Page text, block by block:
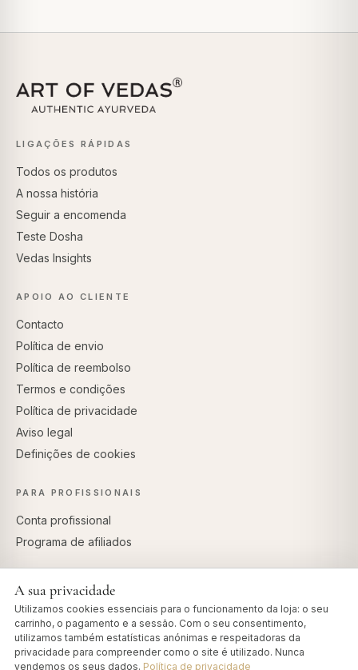
LIGAÇÕES RÁPIDAS
Todos os produtos
A nossa história
Seguir a encomenda
Teste Dosha
Vedas Insights
APOIO AO CLIENTE
Contacto
Política de envio
Política de reembolso
Termos e condições
Política de privacidade
Aviso legal
Definições de cookies
PARA PROFISSIONAIS
Conta profissional
Programa de afiliados
PAGAMENTOS SEGUROS
A sua privacidade
Utilizamos cookies essenciais para o funcionamento da loja: o seu
carrinho, o pagamento e a sessão. Com o seu consentimento,
utilizamos também estatísticas anónimas e respeitadoras da
privacidade para compreender como o site é utilizado. Nunca
vendemos os seus dados. Política de privacidade